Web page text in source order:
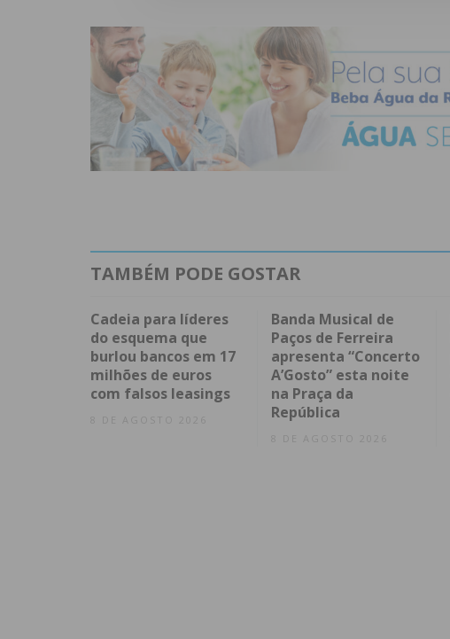
TAMBÉM PODE GOSTAR
Cadeia para líderes
do esquema que
burlou bancos em 17
milhões de euros
com falsos leasings
8 DE AGOSTO 2026
Banda Musical de
Paços de Ferreira
apresenta “Concerto
A’Gosto” esta noite
na Praça da
República
8 DE AGOSTO 2026